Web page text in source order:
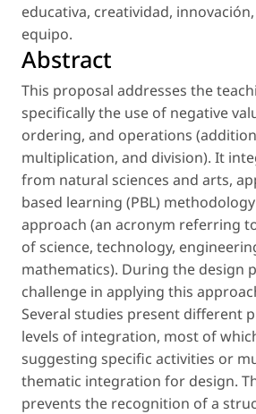
educativa, creatividad, innovación,
equipo.
Abstract
This proposal addresses the
specifically the use of negative
ordering, and operations
multiplication, and division). It
from natural sciences and arts,
based learning (PBL) methodology
approach (an acronym referring
of science, technology,
mathematics). During the design
challenge in applying this
Several studies present different
levels of integration, most of
suggesting specific activities or
thematic integration for design.
prevents the recognition of a